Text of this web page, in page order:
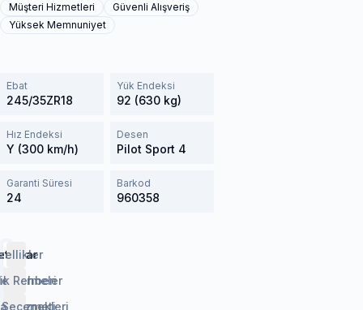
Müşteri Hizmetleri
Güvenli Alışveriş
Yüksek Memnuniyet
Ebat
245/35ZR18
Yük Endeksi
92 (630 kg)
Hız Endeksi
Y (300 km/h)
Desen
Pilot Sport 4
Garanti Süresi
24
Barkod
960358
Rehberi
Hizmeti